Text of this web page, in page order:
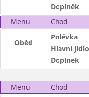
Doplněk
Menu
Chod
Oběd
Polévka
Hlavní jídlo
Doplněk
Menu Chod